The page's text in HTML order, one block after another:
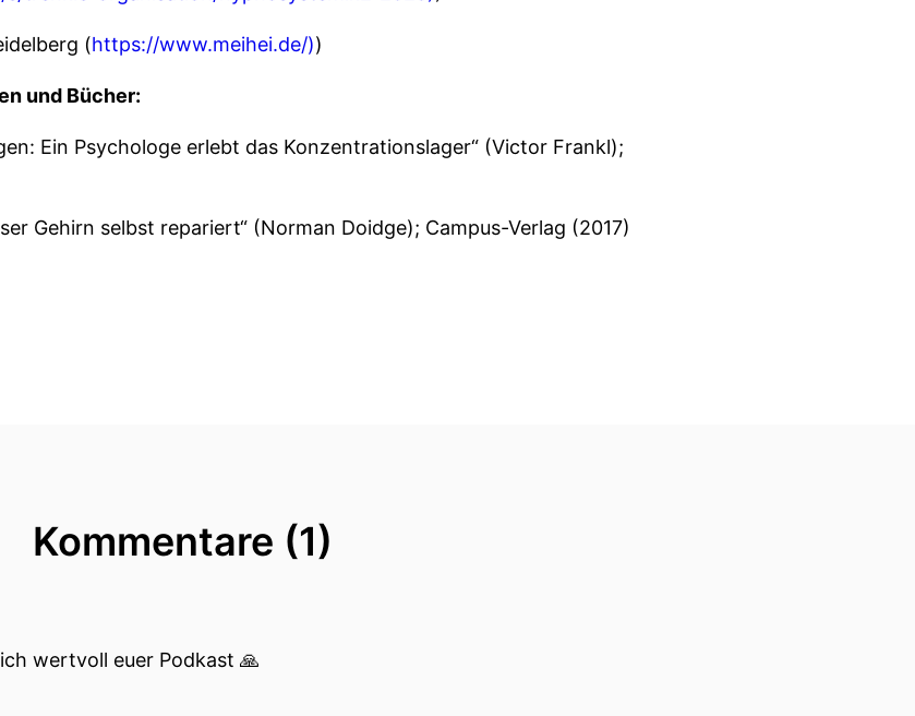
(https://www.meihei.de/))
und Bücher:
Ein Psychologe erlebt das Konzentrationslager“ (Victor Frankl);
Gehirn selbst repariert“ (Norman Doidge); Campus-Verlag (2017)
Kommentare (1)
wertvoll euer Podkast 🙏